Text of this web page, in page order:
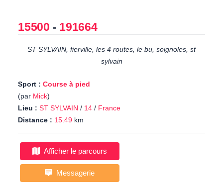
15500 - 191664
ST SYLVAIN, fierville, les 4 routes, le bu, soignoles, st
sylvain
Sport : Course à pied
(par Mick)
Lieu : ST SYLVAIN / 14 / France
Distance : 15.49 km
Afficher le parcours
Messagerie